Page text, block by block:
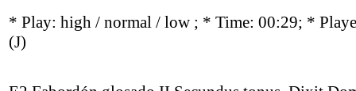
* Play: high / normal / low ; * Time: 00:29; *
(J)